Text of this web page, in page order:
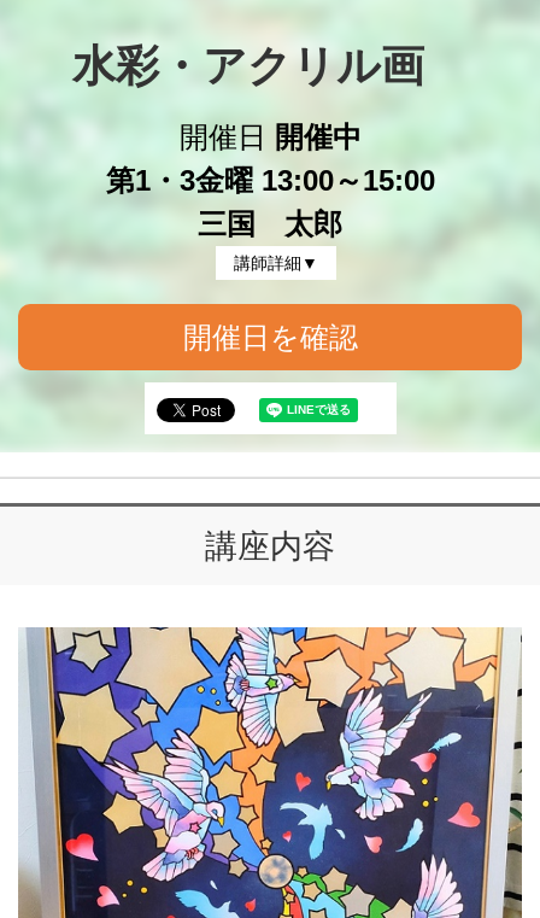
水彩・アクリル画
開催日
開催中
第1・3金曜 13:00～15:00
三国 太郎
講師詳細▼
開催日を確認
講座内容